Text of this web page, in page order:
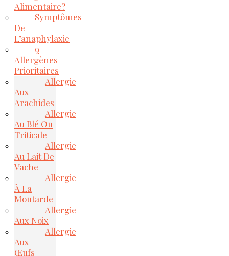
Alimentaire?
Symptômes
De
L’anaphylaxie
9
Allergènes
Prioritaires
Allergie
Aux
Arachides
Allergie
Au Blé Ou
Triticale
Allergie
Au Lait De
Vache
Allergie
À La
Moutarde
Allergie
Aux Noix
Allergie
Aux
Œufs